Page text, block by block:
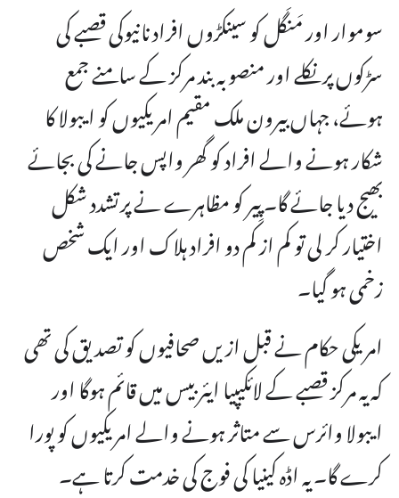
سوموار اور مَنگَل کو سینکڑوں افراد نانیوکی قصبے کی
سڑکوں پر نکلے اور منصوبہ بند مرکز کے سامنے جمع
ہوئے، جہاں بیرون ملک مقیم امریکیوں کو ایبولا کا
شکار ہونے والے افراد کو گھر واپس جانے کی بجائے
بھیج دیا جائے گا۔ پِیر کو مظاہرے نے پرتشدد شکل
اختیار کر لی تو کم از کم دو افراد ہلاک اور ایک شخص
زخمی ہو گیا۔
امریکی حکام نے قبل ازیں صحافیوں کو تصدیق کی تھی
کہ یہ مرکز قصبے کے لائکیپیا ایئر بیس میں قائم ہوگا اور
ایبولا وائرس سے متاثر ہونے والے امریکیوں کو پورا
کرے گا۔ یہ اڈہ کینیا کی فوج کی خدمت کرتا ہے۔